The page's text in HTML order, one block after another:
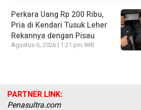
Perkara Uang Rp 200 Ribu,
Pria di Kendari Tusuk Leher
Rekannya dengan Pisau
Agustus 6, 2026 | 1:21 pm WIB
PARTNER LINK:
Penasultra.com